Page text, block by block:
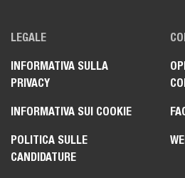
LEGALE
INFORMATIVA SULLA
PRIVACY
INFORMATIVA SUI COOKIE
POLITICA SULLE
CANDIDATURE